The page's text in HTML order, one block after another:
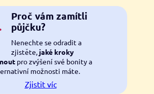
Proč vám zamítli
půjčku?
Nenechte se odradit a
zjistěte, jaké kroky
pro zvýšení své bonity a
možnosti máte.
Zjistit víc